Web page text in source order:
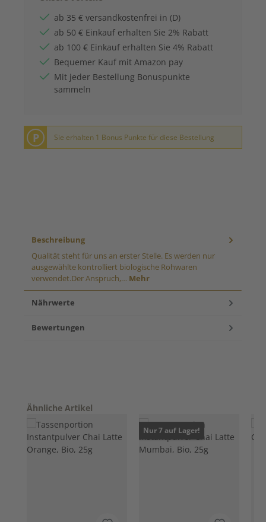
ab 35 € versandkostenfrei in (D)
ab 50 € Einkauf erhalten Sie 2% Rabatt
ab 100 € Einkauf erhalten Sie 4% Rabatt
Bequemer Kauf mit Amazon pay
Mit jeder Bestellung Bonuspunkte
sammeln
P Sie erhalten 1 Bonus Punkte für diese Bestellung
Beschreibung
Qualität steht für uns an erster Stelle. Es werden nur
ausgewählte kontrolliert biologische Rohwaren
verwendet.Der Anspruch,… Mehr
Nährwerte
Bewertungen
Produktgalerie überspringen
Ähnliche Artikel
Nur 7 auf Lager!